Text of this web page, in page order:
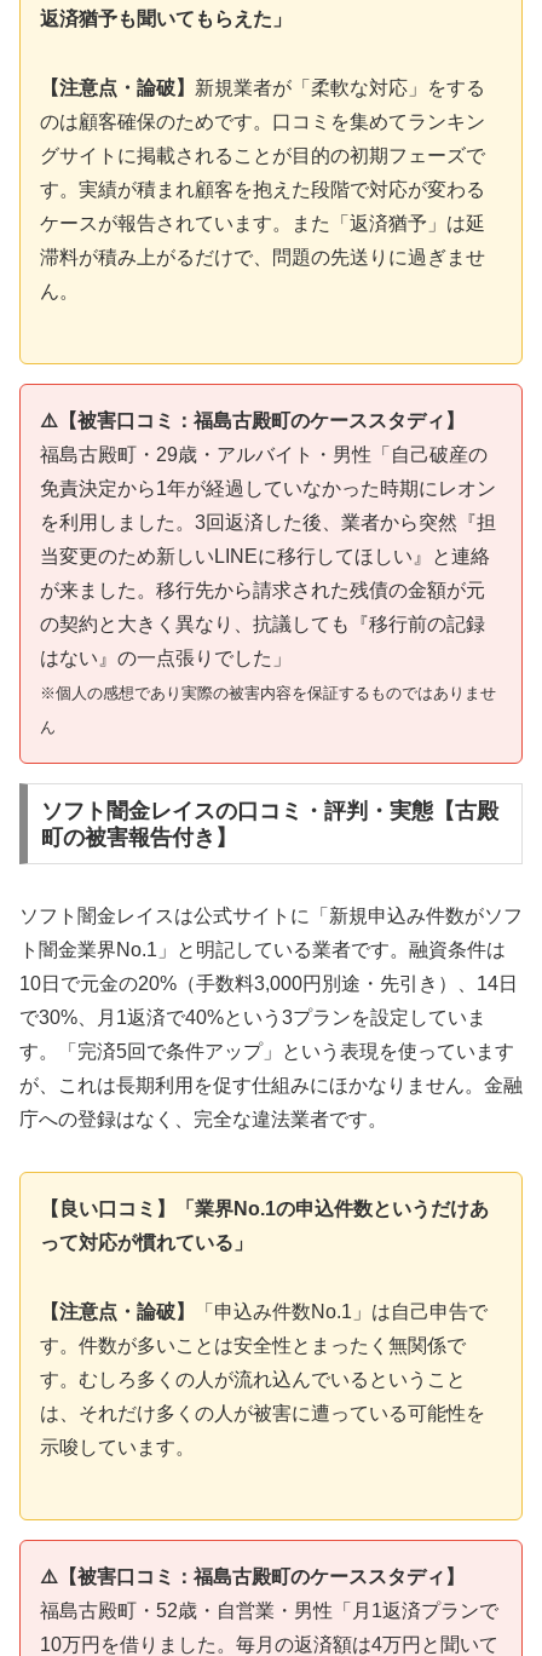
返済猶予も聞いてもらえた」
【注意点・論破】 新規業者が「柔軟な対応」をする
のは顧客確保のためです。口コミを集めてランキン
グサイトに掲載されることが目的の初期フェーズで
す。実績が積まれ顧客を抱えた段階で対応が変わる
ケースが報告されています。また「返済猶予」は延
滞料が積み上がるだけで、問題の先送りに過ぎませ
ん。
⚠️【被害口コミ：福島古殿町のケーススタディ】
福島古殿町・29歳・アルバイト・男性「自己破産の
免責決定から1年が経過していなかった時期にレオン
を利用しました。3回返済した後、業者から突然『担
当変更のため新しいLINEに移行してほしい』と連絡
が来ました。移行先から請求された残債の金額が元
の契約と大きく異なり、抗議しても『移行前の記録
はない』の一点張りでした」
※個人の感想であり実際の被害内容を保証するものではありませ
ん
ソフト闇金レイスの口コミ・評判・実態【古殿
町の被害報告付き】
ソフト闇金レイスは公式サイトに「新規申込み件数がソフ
ト闇金業界No.1」と明記している業者です。融資条件は
10日で元金の20%（手数料3,000円別途・先引き）、14日
で30%、月1返済で40%という3プランを設定していま
す。「完済5回で条件アップ」という表現を使っています
が、これは長期利用を促す仕組みにほかなりません。金融
庁への登録はなく、完全な違法業者です。
【良い口コミ】「業界No.1の申込件数というだけあ
って対応が慣れている」
【注意点・論破】
「申込み件数No.1」は自己申告で
す。件数が多いことは安全性とまったく無関係で
す。むしろ多くの人が流れ込んでいるということ
は、それだけ多くの人が被害に遭っている可能性を
示唆しています。
⚠️【被害口コミ：福島古殿町のケーススタディ】
福島古殿町・52歳・自営業・男性「月1返済プランで
10万円を借りました。毎月の返済額は4万円と聞いて